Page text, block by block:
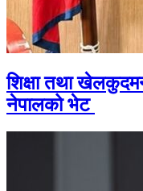
शिक्षा तथा
नेपालको भेट